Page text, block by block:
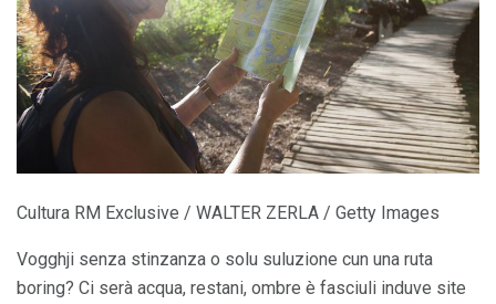
Cultura RM Exclusive / WALTER ZERLA / Getty Images
Vogghji senza stinzanza o solu suluzione cun una ruta
boring? Ci serà acqua, restani, ombre è fasciuli induve site